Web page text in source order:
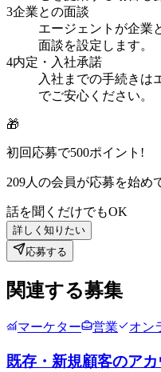
3企業との面談
エージェントが企業
面談を設定します。
4内定・入社承諾
入社までの手続きは
でご安心ください。
🎁
初回応募で500ポイント!
209人の会員が応募を始め
話を聞くだけでもOK
詳しく知りたい
応募する
関連する募集
マーケター 営業 オン
既存・新規顧客のア